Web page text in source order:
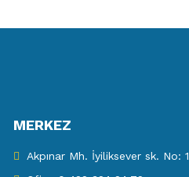
MERKEZ
Akpınar Mh. İyiliksever sk.